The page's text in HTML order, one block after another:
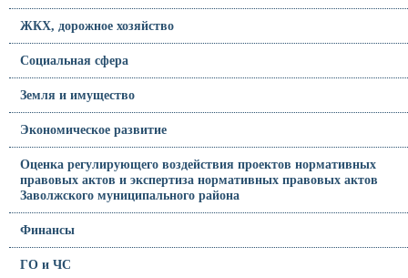
ЖКХ, дорожное хозяйство
Социальная сфера
Земля и имущество
Экономическое развитие
Оценка регулирующего воздействия проектов нормативных
правовых актов и экспертиза нормативных правовых актов
Заволжского муниципального района
Финансы
ГО и ЧС